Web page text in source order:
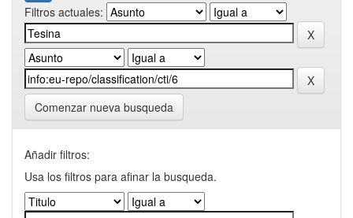
Filtros actuales:
Comenzar nueva busqueda
Añadir filtros:
Usa los filtros para afinar la busqueda.